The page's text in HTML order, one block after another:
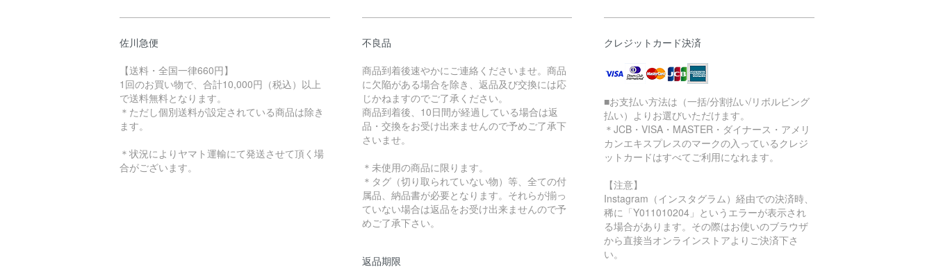
佐川急便
【送料・全国一律660円】
1回のお買い物で、合計10,000円（税込）以上
で送料無料となります。
＊ただし個別送料が設定されている商品は除き
ます。
＊状況によりヤマト運輸にて発送させて頂く場
合がございます。
不良品
商品到着後速やかにご連絡くださいませ。商品
に欠陥がある場合を除き、返品及び交換には応
じかねますのでご了承ください。
商品到着後、10日間が経過している場合は返
品・交換をお受け出来ませんので予めご了承下
さいませ。
＊未使用の商品に限ります。
＊タグ（切り取られていない物）等、全ての付
属品、納品書が必要となります。それらが揃っ
ていない場合は返品をお受け出来ませんので予
めご了承下さい。
返品期限
クレジットカード決済
■お支払い方法は（一括/分割払い/リボルビング
払い）よりお選びいただけます。
＊JCB・VISA・MASTER・ダイナース・アメリ
カンエキスプレスのマークの入っているクレジ
ットカードはすべてご利用になれます。
【注意】
Instagram（インスタグラム）経由での決済時、
稀に「Y011010204」というエラーが表示され
る場合があります。その際はお使いのブラウザ
から直接当オンラインストアよりご決済下さ
い。